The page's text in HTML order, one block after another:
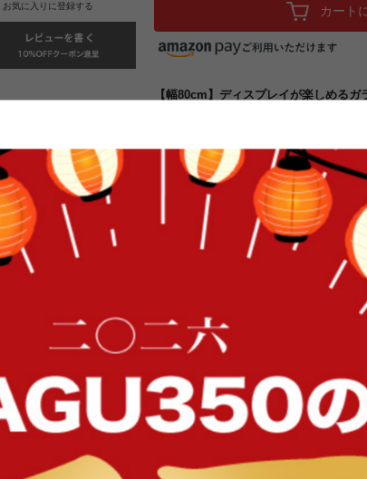
お気に入りに登録する カート
【幅80cm】ディスプレイが楽しめる
合わせがスタイリッシュなデザインの
天板の下には雑誌やリモコンなどが置
スプレイテーブルとしてもお使いいた
自分だけのディスプレイが楽しめます
ないサイズ感。一人暮らしの方でもお